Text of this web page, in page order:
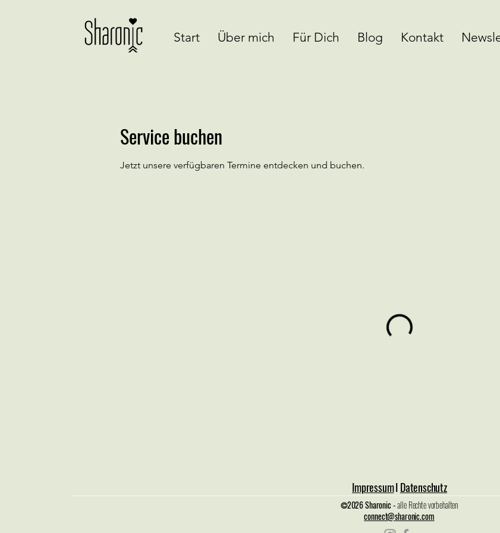
Start Über mich Für Dich Blog Kontakt
Service buchen
Jetzt unsere verfügbaren Termine entdecken und buchen.
ImpressumIDatenschutz
©️2026 Sharonic -alle Rechte vorbehalten
connect@sharonic.com